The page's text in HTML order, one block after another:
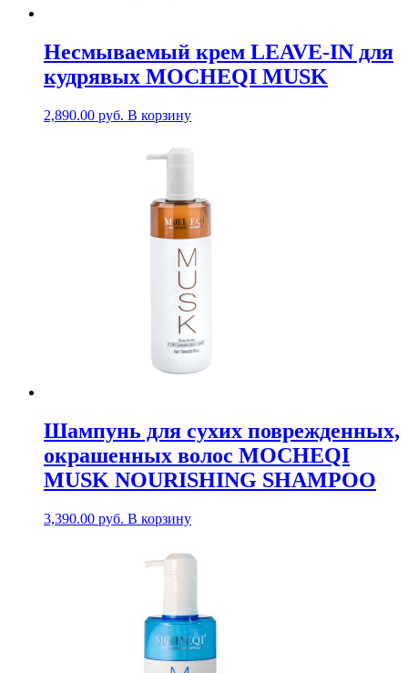
Несмываемый крем LEAVE-IN для
кудрявых MOCHEQI MUSK
2,890.00 руб. В корзину
Шампунь для сухих поврежденных,
окрашенных волос MOCHEQI
MUSK NOURISHING SHAMPOO
3,390.00 руб. В корзину